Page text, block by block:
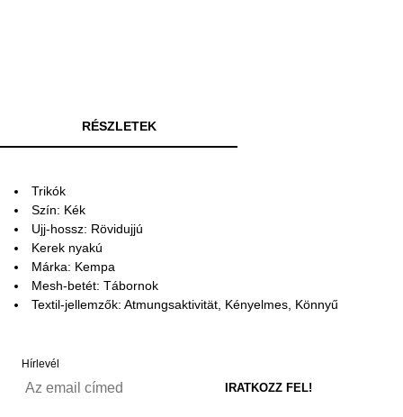
RÉSZLETEK
Trikók
Szín: Kék
Ujj-hossz: Rövidujjú
Kerek nyakú
Márka: Kempa
Mesh-betét: Tábornok
Textil-jellemzők: Atmungsaktivität, Kényelmes, Könnyű
Hírlevél